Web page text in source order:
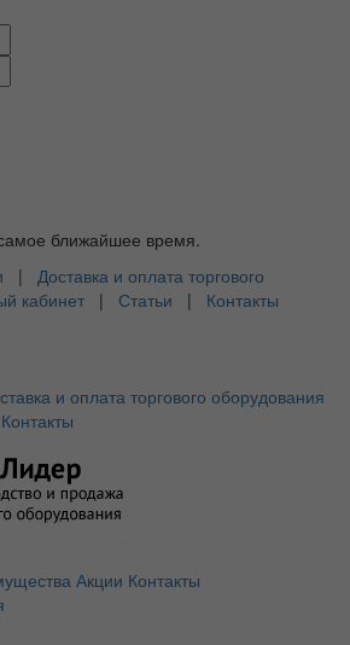
ближайшее время.
| Доставка и оплата торгового
кабинет | Статьи | Контакты
и оплата торгового оборудования
Контакты
Акции Контакты